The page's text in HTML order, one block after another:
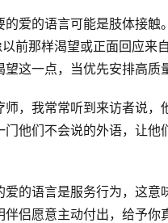
爱的语言可能是肢体接
前那样渴望或正面回应
这一点，当优先安排高质
，我常常听到来访者说
他们不会说的外语，让
的语言是服务行为，这意
侣愿意主动付出，给予